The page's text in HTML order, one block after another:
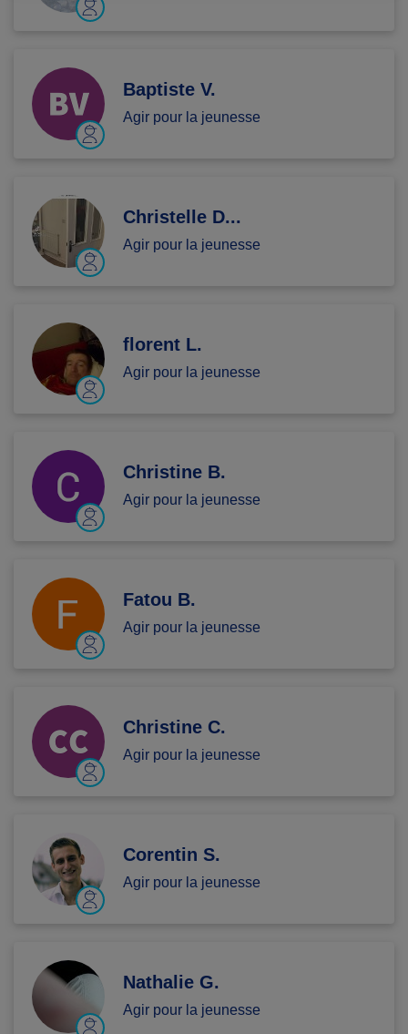
Baptiste V.
Agir pour la jeunesse
Christelle D...
Agir pour la jeunesse
florent L.
Agir pour la jeunesse
Christine B.
Agir pour la jeunesse
Fatou B.
Agir pour la jeunesse
Christine C.
Agir pour la jeunesse
Corentin S.
Agir pour la jeunesse
Nathalie G.
Agir pour la jeunesse